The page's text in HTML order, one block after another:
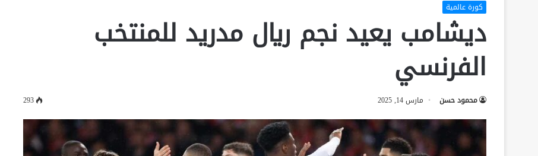
كورة عالمية
ديشامب يعيد نجم ريال مدريد للمنتخب
الفرنسي
محمود حسن مارس 14, 2025 293